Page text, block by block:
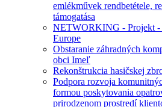
emlékművek rendbetétele,
támogatása
NETWORKING - Projekt -
Europe
Obstaranie záhradných
obci Imeľ
Rekonštrukcia hasičskej
Podpora rozvoja
formou poskytovania
prirodzenom prostredí